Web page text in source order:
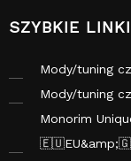
SZYBKIE LINKI
Mody/tuning
Mody/tuning
Monorim
elektryczny/